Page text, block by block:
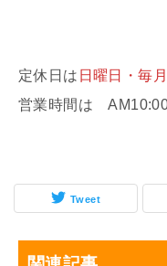
定休日は 日曜日・毎
営業時間は
Tweet